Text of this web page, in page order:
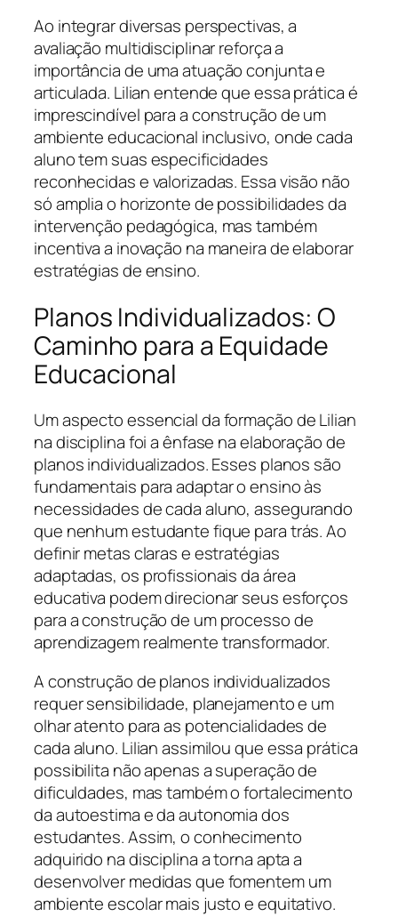
Ao integrar diversas perspectivas, a
avaliação multidisciplinar reforça a
importância de uma atuação conjunta e
articulada. Lilian entende que essa prática é
imprescindível para a construção de um
ambiente educacional inclusivo, onde cada
aluno tem suas especificidades
reconhecidas e valorizadas. Essa visão não
só amplia o horizonte de possibilidades da
intervenção pedagógica, mas também
incentiva a inovação na maneira de elaborar
estratégias de ensino.
Planos Individualizados: O
Caminho para a Equidade
Educacional
Um aspecto essencial da formação de Lilian
na disciplina foi a ênfase na elaboração de
planos individualizados. Esses planos são
fundamentais para adaptar o ensino às
necessidades de cada aluno, assegurando
que nenhum estudante fique para trás. Ao
definir metas claras e estratégias
adaptadas, os profissionais da área
educativa podem direcionar seus esforços
para a construção de um processo de
aprendizagem realmente transformador.
A construção de planos individualizados
requer sensibilidade, planejamento e um
olhar atento para as potencialidades de
cada aluno. Lilian assimilou que essa prática
possibilita não apenas a superação de
dificuldades, mas também o fortalecimento
da autoestima e da autonomia dos
estudantes. Assim, o conhecimento
adquirido na disciplina a torna apta a
desenvolver medidas que fomentem um
ambiente escolar mais justo e equitativo.